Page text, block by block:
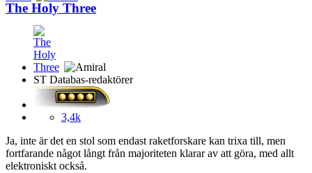
The Holy Three
ST Databas-redaktörer
3,4k
Ja, inte är det en stol som endast raketforskare kan trixa till, men
fortfarande något långt från majoriteten klarar av att göra, med allt
elektroniskt också.